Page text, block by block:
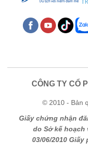
CÔNG TY CỔ
© 2010 - Bản
Giấy chứng nhận
do Sở kế hoạch
03/06/2010